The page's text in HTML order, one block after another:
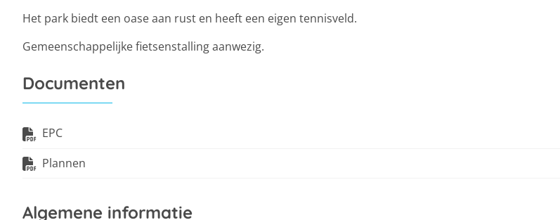
Het park biedt een oase aan rust en heeft een eigen tennisveld.
Gemeenschappelijke fietsenstalling aanwezig.
Documenten
EPC
Plannen
Algemene informatie